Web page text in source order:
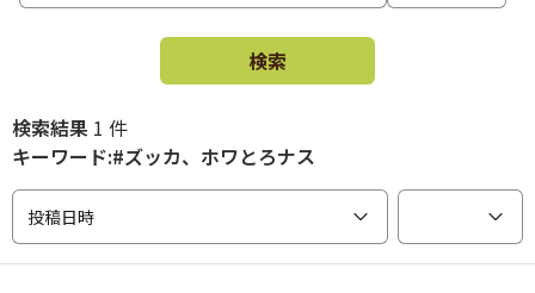
検索
検索結果 1 件
キーワード:#ズッカ、ホワとろナス
投稿日時